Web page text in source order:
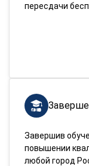
пересдачи
Завершив
повышении
любой город